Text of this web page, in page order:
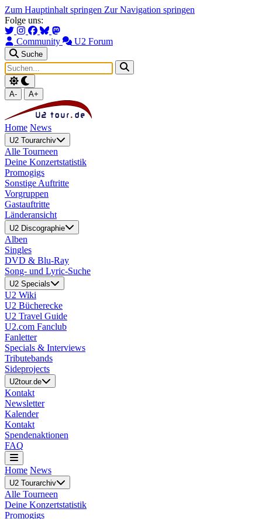
Zum Hauptinhalt springen Zur Navigation springen
Folge uns:
Community U2 Forum
Suche
A- A+
Home News
U2 Tourarchiv
Alle Tourneen
Deine Konzertstatistik
Promogigs
Sonstige Auftritte
Vorgruppen
Gastauftritte
Länderansicht
U2 Discographie
Alben
Singles
DVD & Blu-Ray
Song- und Lyric-Suche
U2 Specials
U2 Wiki
U2 Bücherecke
U2 Travel Guide
U2.com Fanclub
Fanletter
Specials & Interviews
Tributebands
Sideprojects
U2tour.de
Kontakt
Newsletter
Kalender
Kontakt
Spendenaktionen
FAQ
Home News
U2 Tourarchiv
Alle Tourneen
Deine Konzertstatistik
Promogigs